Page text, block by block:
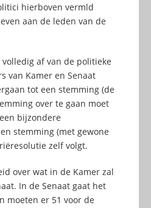
hierboven vermld
aan de leden van de
af van de politieke
van Kamer en Senaat
tot een stemming (de
over te gaan moet
bijzondere
stemming (met gewone
zelf volgt.
over wat in de Kamer zal
In de Senaat gaat het
moeten er 51 voor de